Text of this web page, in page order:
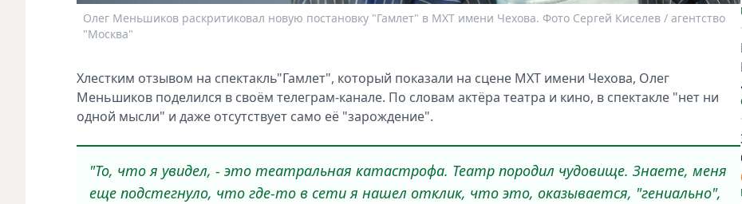
Олег Меньшиков раскритиковал новую постановку "Гамлет" в МХТ имени Чехова. Фото Сергей Киселев / агентство
"Москва"
Хлестким отзывом на спектакль"Гамлет", который показали на сцене МХТ имени Чехова, Олег
Меньшиков поделился в своём телеграм-канале. По словам актёра театра и кино, в спектакле "нет ни
одной мысли" и даже отсутствует само её "зарождение".
"То, что я увидел, - это театральная катастрофа. Театр породил чудовище. Знаете, меня
еще подстегнуло, что где-то в сети я нашел отклик, что это, оказывается, "гениально",